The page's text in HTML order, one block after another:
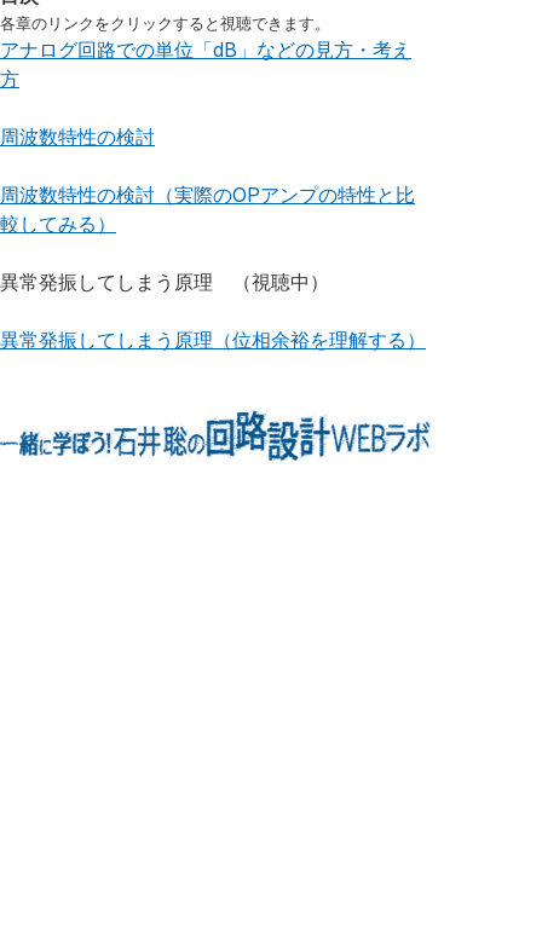
各章のリンクをクリックすると視聴できます。
アナログ回路での単位「dB」などの見方・考え
方
周波数特性の検討
周波数特性の検討（実際のOPアンプの特性と比
較してみる）
異常発振してしまう原理 （視聴中）
異常発振してしまう原理（位相余裕を理解する）